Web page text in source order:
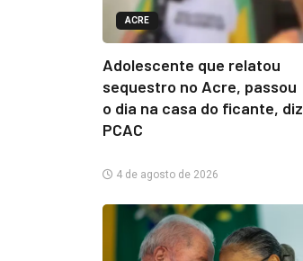
ACRE
Adolescente que relatou
sequestro no Acre, passou
o dia na casa do ficante, diz
PCAC
4 de agosto de 2026